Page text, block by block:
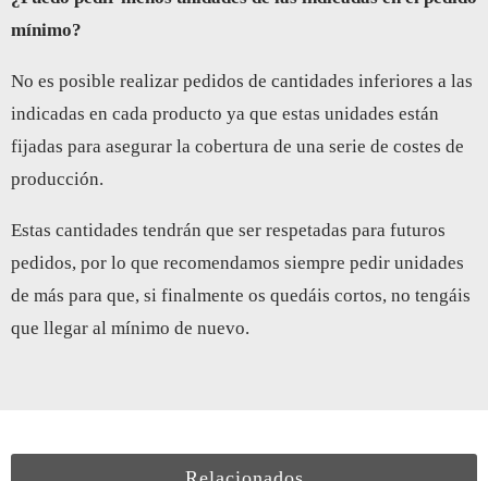
mínimo?
No es posible realizar pedidos de cantidades inferiores a las
indicadas en cada producto ya que estas unidades están
fijadas para asegurar la cobertura de una serie de costes de
producción.
Estas cantidades tendrán que ser respetadas para futuros
pedidos, por lo que recomendamos siempre pedir unidades
de más para que, si finalmente os quedáis cortos, no tengáis
que llegar al mínimo de nuevo.